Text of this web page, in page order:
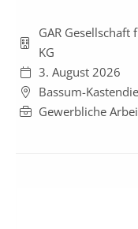
GAR
KG
3. August 2026
Bassum-
Gewerbliche